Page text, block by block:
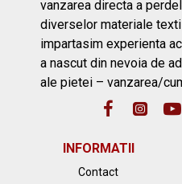
vanzarea directa a
diverselor materiale
impartasim experienta
a nascut din nevoia de
ale pietei – vanzarea/
INFORMATII
Contact